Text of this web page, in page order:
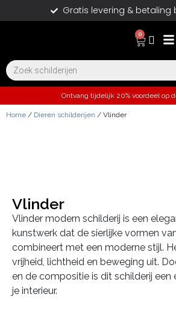
Gratis levering & betaling
0
Ontvang tijdelijk 20% voordeel op
Home / Dieren schilderijen / Vlinder
Vlinder
Vlinder modern schilderij is een
kunstwerk dat de sierlijke vormen
combineert met een moderne stijl.
vrijheid, lichtheid en beweging uit.
en de compositie is dit schilderij een
je interieur.